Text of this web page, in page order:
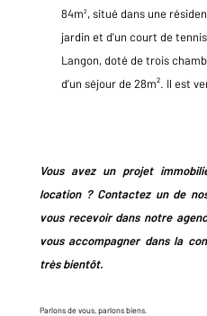
84m², situé dans une
jardin et d'un court de
Langon, doté de trois
d'un séjour de 28m². Il est
Vous avez un projet
location ? Contactez un de
vous recevoir dans notre
vous accompagner dans la
très bientôt.
Parlons de vous, parlons biens.